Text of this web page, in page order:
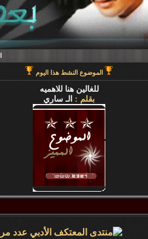
الموضوع النشط هذا اليوم
للغالين هنا للاهميه
بقلم : الـ ساري